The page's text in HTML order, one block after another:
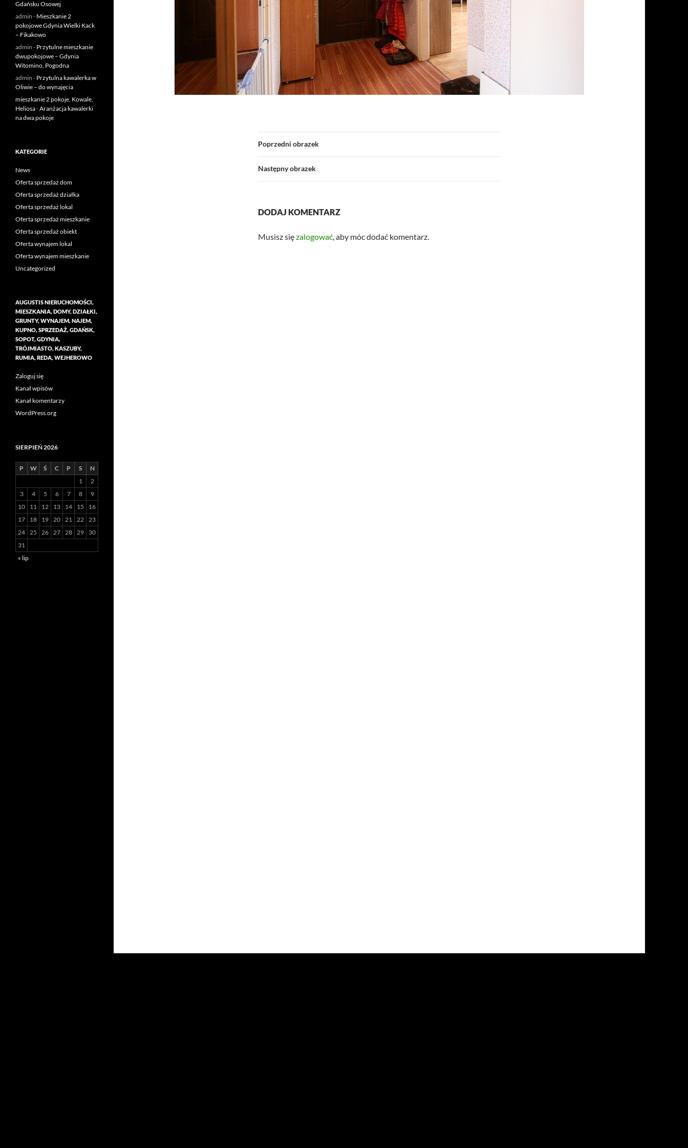
Poprzedni obrazek
Następny obrazek
DODAJ KOMENTARZ
Musisz sięzalogować, aby móc dodać komentarz.
Gdańsku Osowej
admin - Mieszkanie 2
pokojowe Gdynia Wielki Kack
– Fikakowo
admin - Przytulne mieszkanie
dwupokojowe – Gdynia
Witomino, Pogodna
admin - Przytulna kawalerka w
Oliwie – do wynajęcia
mieszkanie 2 pokoje, Kowale,
Heliosa-Aranżacja kawalerki
na dwa pokoje
KATEGORIE
News
Oferta sprzedaż dom
Oferta sprzedaż działka
Oferta sprzedaż lokal
Oferta sprzedaż mieszkanie
Oferta sprzedaż obiekt
Oferta wynajem lokal
Oferta wynajem mieszkanie
Uncategorized
AUGUSTIS NIERUCHOMOŚCI,
MIESZKANIA, DOMY, DZIAŁKI,
GRUNTY, WYNAJEM, NAJEM,
KUPNO, SPRZEDAŻ, GDAŃSK,
SOPOT, GDYNIA,
TRÓJMIASTO, KASZUBY,
RUMIA, REDA, WEJHEROWO
Zaloguj się
Kanał wpisów
Kanał komentarzy
WordPress.org
SIERPIEŃ 2026
P W Ś C P S
N
1
2
3
4 5 6 7 8
9
10
11 12 13 14 15
16
17
18 19 20 21 22 23
24 25 26 27 28 29
30
31
« lip